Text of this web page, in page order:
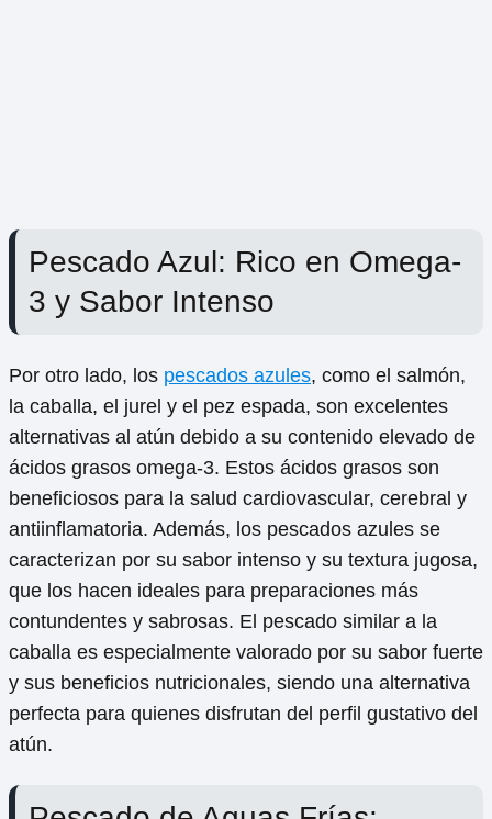
Pescado Azul: Rico en Omega-
3 y Sabor Intenso
Por otro lado, los pescados azules, como el salmón,
la caballa, el jurel y el pez espada, son excelentes
alternativas al atún debido a su contenido elevado de
ácidos grasos omega-3. Estos ácidos grasos son
beneficiosos para la salud cardiovascular, cerebral y
antiinflamatoria. Además, los pescados azules se
caracterizan por su sabor intenso y su textura jugosa,
que los hacen ideales para preparaciones más
contundentes y sabrosas. El pescado similar a la
caballa es especialmente valorado por su sabor fuerte
y sus beneficios nutricionales, siendo una alternativa
perfecta para quienes disfrutan del perfil gustativo del
atún.